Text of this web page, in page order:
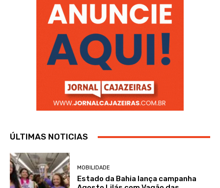
ÚLTIMAS NOTICIAS
MOBILIDADE
Estado da Bahia lança campanha